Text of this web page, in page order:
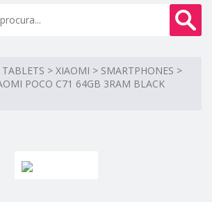
> XIAOMI > SMARTPHONES >
POCO C71 64GB 3RAM BLACK